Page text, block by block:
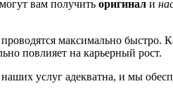
вам получить оригинал и
проводятся максимально быстро.
повлияет на карьерный рост.
услуг адекватна, и мы